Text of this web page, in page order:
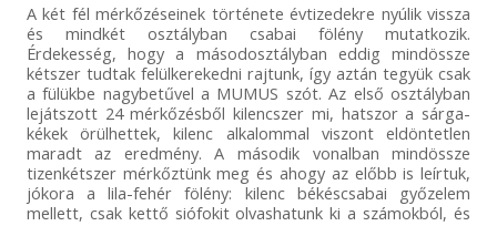
A két fél mérkőzéseinek története évtizedekre nyúlik vissza
és mindkét osztályban csabai fölény mutatkozik.
Érdekesség, hogy a másodosztályban eddig mindössze
kétszer tudtak felülkerekedni rajtunk, így aztán tegyük csak
a fülükbe nagybetűvel a MUMUS szót. Az első osztályban
lejátszott 24 mérkőzésből kilencszer mi, hatszor a sárga-
kékek örülhettek, kilenc alkalommal viszont eldöntetlen
maradt az eredmény. A második vonalban mindössze
tizenkétszer mérkőztünk meg és ahogy az előbb is leírtuk,
jókora a lila-fehér fölény: kilenc békéscsabai győzelem
mellett, csak kettő siófokit olvashatunk ki a számokból, és